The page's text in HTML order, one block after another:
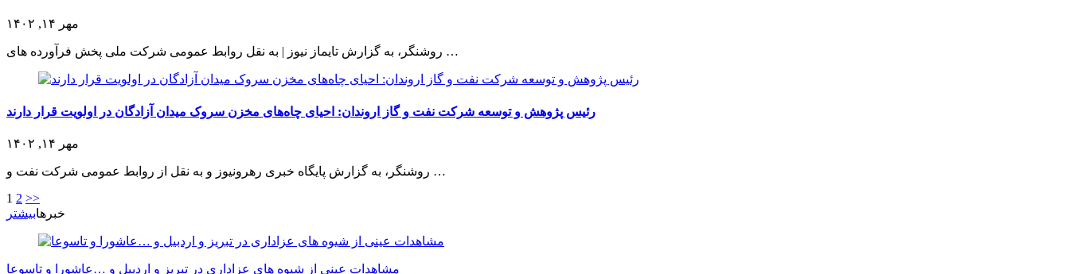
مهر ۱۴, ۱۴۰۲
روشنگر، به گزارش تایماز نیوز | به نقل روابط عمومی شرکت ملی پخش فرآورده های …
رئیس پژوهش و توسعه شرکت نفت و گاز اروندان: احیای چاه‌های مخزن سروک میدان آزادگان در اولویت قرار دارند
مهر ۱۴, ۱۴۰۲
روشنگر، به گزارش پایگاه خبری رهرونیوز و به نقل از روابط عمومی شرکت نفت و …
1 2 >>
خبرهابیشتر
مشاهدات عینی از شیوه های عزاداری در تبریز و اردبیل و …عاشورا و تاسوعا